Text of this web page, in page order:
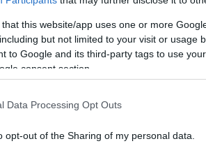
that this website/app uses one or more
but not limited to your visit or usage
to Google and its third-party tags to use
consent section.
Data Processing Opt Outs
opt-out of the Sharing of my personal data.
να αποδίδει καλά”.
ραντεβού με αυτήν, δήλωσε:
Είχα πάρα πολλή όρεξη να
φέτος με τουςΜπακς
το 2027.